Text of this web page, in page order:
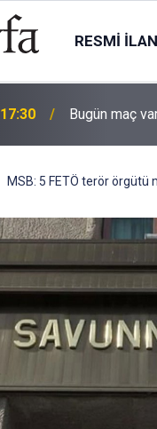
RESMI İLAN
17:30 Bugün maç
MSB: 5 FETÖ terör örgütü